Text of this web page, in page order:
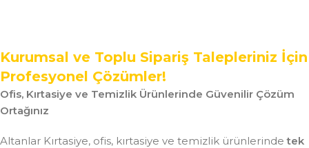
Kurumsal ve Toplu Sipariş Talepleriniz İçin
Profesyonel Çözümler!
Ofis, Kırtasiye ve Temizlik Ürünlerinde Güvenilir Çözüm
Ortağınız
Altanlar Kırtasiye, ofis, kırtasiye ve temizlik ürünlerindetek